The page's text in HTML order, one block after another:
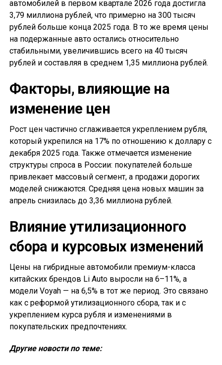
автомобилей в первом квартале 2026 года достигла
3,79 миллиона рублей, что примерно на 300 тысяч
рублей больше конца 2025 года. В то же время цены
на подержанные авто остались относительно
стабильными, увеличившись всего на 40 тысяч
рублей и составляя в среднем 1,35 миллиона рублей.
Факторы, влияющие на
изменение цен
Рост цен частично сглаживается укреплением рубля,
который укрепился на 17% по отношению к доллару с
декабря 2025 года. Также отмечается изменение
структуры спроса в России: покупателей больше
привлекает массовый сегмент, а продажи дорогих
моделей снижаются. Средняя цена новых машин за
апрель снизилась до 3,36 миллиона рублей.
Влияние утилизационного
сбора и курсовых изменений
Цены на гибридные автомобили премиум-класса
китайских брендов Li Auto выросли на 6–11%, а
модели Voyah — на 6,5% в тот же период. Это связано
как с реформой утилизационного сбора, так и с
укреплением курса рубля и изменениями в
покупательских предпочтениях.
Другие новости по теме: